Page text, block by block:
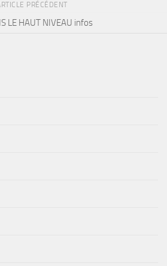
PRÉCÉDENT
LE HAUT NIVEAU infos